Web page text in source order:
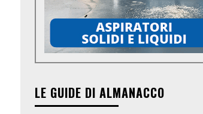
LE GUIDE DI ALMANACCO